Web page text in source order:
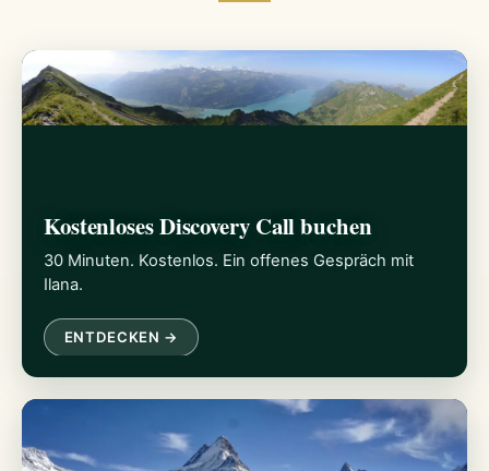
Kostenloses Discovery Call buchen
30 Minuten. Kostenlos. Ein offenes Gespräch mit
Ilana.
ENTDECKEN →